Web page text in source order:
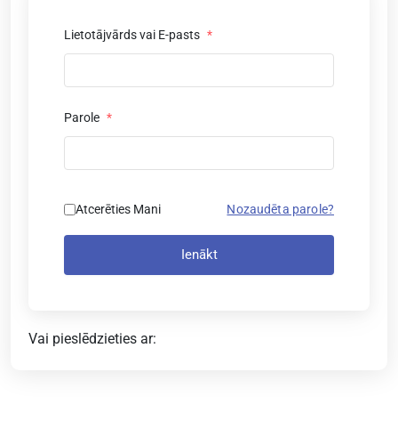
Lietotājvārds vai E-pasts *
Parole *
Atcerēties Mani Nozaudēta parole?
Ienākt
Vai pieslēdzieties ar: